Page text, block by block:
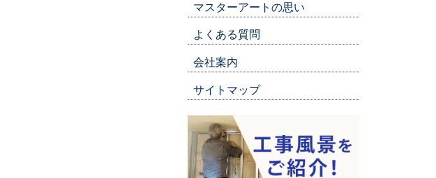
マスターアートの思い
よくある質問
会社案内
サイトマップ